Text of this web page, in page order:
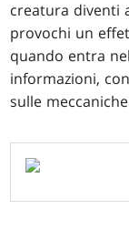
creatura diventi
provochi un
quando entra
informazioni,
sulle